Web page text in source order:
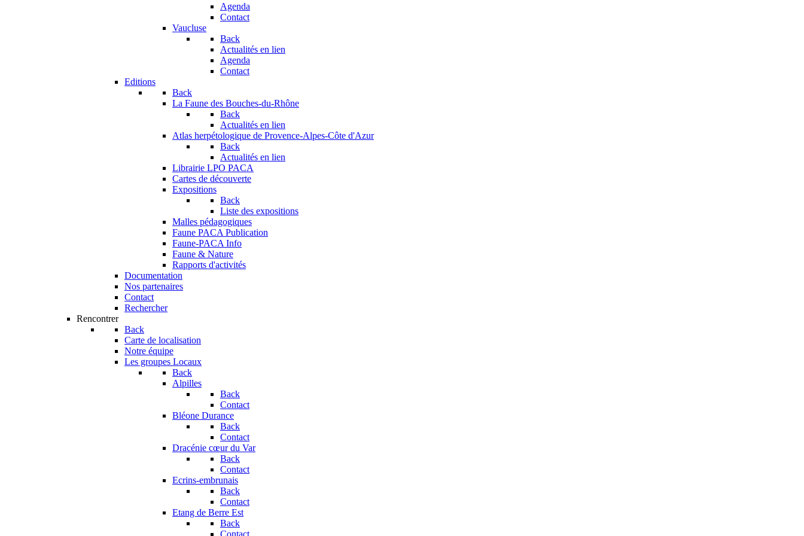
Agenda
Contact
Vaucluse
Back
Actualités en lien
Agenda
Contact
Editions
Back
La Faune des Bouches-du-Rhône
Back
Actualités en lien
Atlas herpétologique de Provence-Alpes-Côte d'Azur
Back
Actualités en lien
Librairie LPO PACA
Cartes de découverte
Expositions
Back
Liste des expositions
Malles pédagogiques
Faune PACA Publication
Faune-PACA Info
Faune & Nature
Rapports d'activités
Documentation
Nos partenaires
Contact
Rechercher
Rencontrer
Back
Carte de localisation
Notre équipe
Les groupes Locaux
Back
Alpilles
Back
Contact
Bléone Durance
Back
Contact
Dracénie cœur du Var
Back
Contact
Ecrins-embrunais
Back
Contact
Etang de Berre Est
Back
Contact